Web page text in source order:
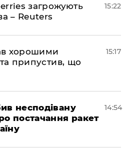
загрожують
– Reuters
15:22
хорошими
припустив, що
15:17
несподівану
постачання ракет
14:54